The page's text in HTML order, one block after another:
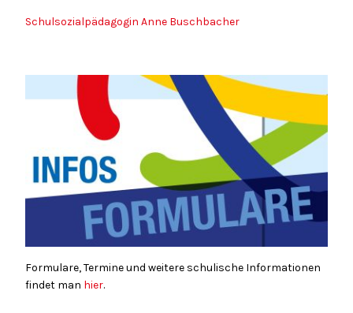
Schulsozialpädagogin Anne Buschbacher
Formulare, Termine und weitere schulische Informationen
findet man hier.